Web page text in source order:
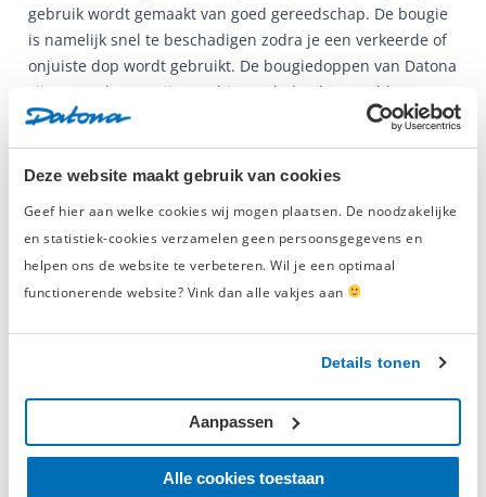
Deze website maakt gebruik van cookies
Geef hier aan welke cookies wij mogen plaatsen. De noodzakelijke
en statistiek-cookies verzamelen geen persoonsgegevens en
helpen ons de website te verbeteren. Wil je een optimaal
functionerende website? Vink dan alle vakjes aan
Details tonen
Alle cookies toestaan
Aanpassen
gebruik wordt gemaakt van goed gereedschap. De bougie
is namelijk snel te beschadigen zodra je een verkeerde of
onjuiste dop wordt gebruikt. De bougiedoppen van Datona
zijn extra dun en zijn van binnen belegd met rubber. Het
rubber zorgt ervoor dat de bougie niet beschadigd tijdens
het los en vastdraaien.
21 mm breed met verschillende opnames. De doppen zijn
te gebruiken met een momentsleutel. Pas hierbij wel op
dat er gebruik wordt gemaakt van het juiste moment. Het
porseleinen gedeelte van de bougie wil je niet stuk
slag. Voor 20:00 uur besteld = de volgende dag al geleverd.